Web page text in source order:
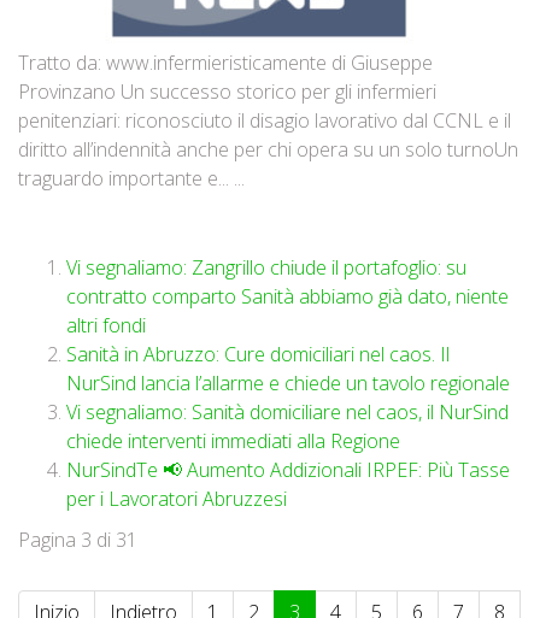
Tratto da: www.infermieristicamente di Giuseppe
Provinzano Un successo storico per gli infermieri
penitenziari: riconosciuto il disagio lavorativo dal CCNL e il
diritto all’indennità anche per chi opera su un solo turnoUn
traguardo importante e... ...
Vi segnaliamo: Zangrillo chiude il portafoglio: su
contratto comparto Sanità abbiamo già dato, niente
altri fondi
Sanità in Abruzzo: Cure domiciliari nel caos. Il
NurSind lancia l’allarme e chiede un tavolo regionale
Vi segnaliamo: Sanità domiciliare nel caos, il NurSind
chiede interventi immediati alla Regione
NurSindTe 📢 Aumento Addizionali IRPEF: Più Tasse
per i Lavoratori Abruzzesi
Pagina 3 di 31
Inizio Indietro 1 2 3 4 5 6 7 8